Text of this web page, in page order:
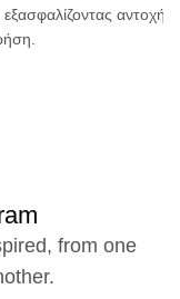
αντοχή
from one